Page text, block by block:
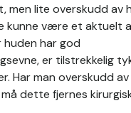
men lite overskudd av
kunne være et aktuelt
har god
er tilstrekkelig
Har man overskudd
dette fjernes